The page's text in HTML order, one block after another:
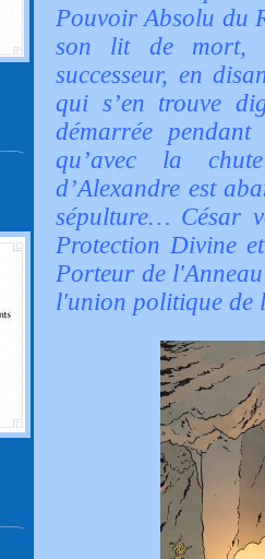
Pouvoir Absolu du
son lit de mort,
successeur, en
qui s’en trouve
démarrée
qu’avec la
d’Alexandre est
sépulture… César
Protection Divine
Porteur de
l'union politique de